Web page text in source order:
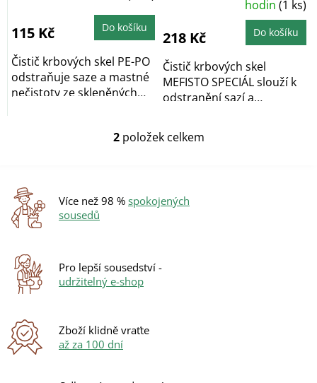
115 Kč Do košíku
Čistič krbových skel PE-PO
odstraňuje saze a mastné
nečistoty ze skleněných
5,0
z
5
hodin(1 ks)
218 Kč Do košíku
Čistič krbových skel
MEFISTO SPECIÁL slouží k
odstranění sazí a
O
d
a
2položek celkem
Více než 98 % spokojených
sousedů
Pro lepší sousedství -
udržitelný e-shop
Zboží klidně vraťte
až za 100 dní